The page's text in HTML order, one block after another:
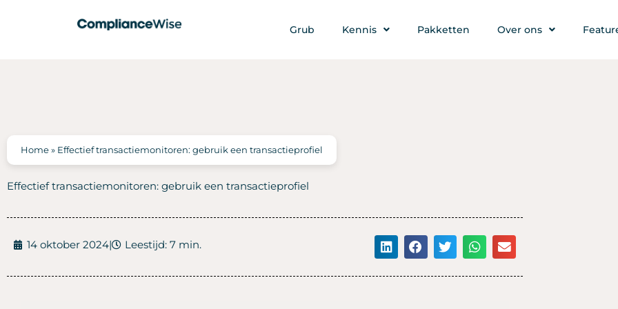
Grub Kennis Pakketten Over ons
Home » Effectief transactiemonitoren: gebruik een transactieprofiel
Effectief transactiemonitoren: gebruik een transactieprofiel
14 oktober 2024| Leestijd: 7 min.